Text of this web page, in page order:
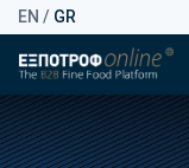
EN / GR